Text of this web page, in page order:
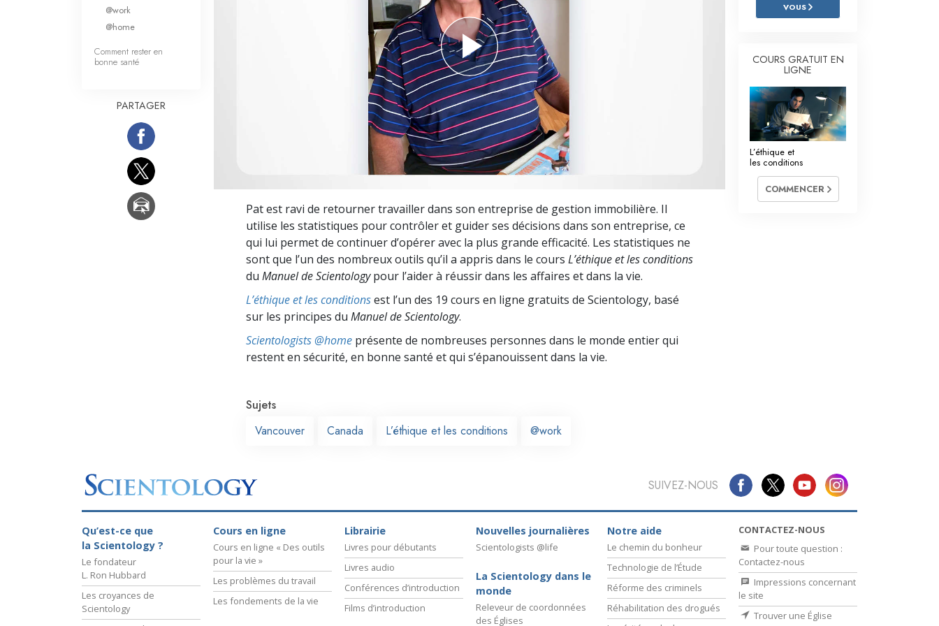
L’échelle des tons émotionnels
Des outils pour le monde du travail
L’éthique et les conditions
La raison de l’oppression
Les investigations
Les fondements de l’organisation
Cibles et buts
Pat est ravi de retourner travailler dans son entreprise de gestion immobilière. Il
utilise les statistiques pour contrôler et guider ses décisions dans son entreprise, ce
qui lui permet de continuer d’opérer avec la plus grande efficacité. Les statistiques ne
sont que l’un des nombreux outils qu’il a appris dans le cours L’éthique et les conditions
du Manuel de Scientologypour l’aider à réussir dans les affaires et dans la vie.
L’éthique et les conditionsest l’un des 19 cours en ligne gratuits de Scientology, basé
sur les principes du Manuel de Scientology.
Scientologists @home présente de nombreuses personnes dans le monde entier qui
restent en sécurité, en bonne santé et qui s’épanouissent dans la vie.
Sujets
Vancouver
Canada L’éthique et les conditions @work
@work
@home
Comment rester en
bonne santé
PARTAGER
VOUS
COURS GRATUIT EN
LIGNE
L’éthique et
les conditions
COMMENCER
SUIVEZ-NOUS
Qu’est-ce que
la Scientology ?
Le fondateur
L. Ron Hubbard
Les croyances de
Scientology
Cours en ligne
Cours en ligne « Des outils
pour la vie »
Les problèmes du travail
Les fondements de la vie
Librairie
Livres pour débutants
Livres audio
Conférences d’introduction
Films d’introduction
Nouvelles journalières
Scientologists @life
La Scientology dans le
monde
Releveur de coordonnées
des Églises
Notre aide
Le chemin du bonheur
Technologie de l’Étude
Réforme des criminels
Réhabilitation des drogués
CONTACTEZ-NOUS
Pour toute question :
Contactez-nous
Impressions concernant
le site
Trouver une Église